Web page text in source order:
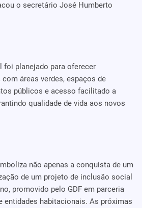
o secretário José Humberto
foi planejado para oferecer
áreas verdes, espaços de
públicos e acesso facilitado a
qualidade de vida aos novos
não apenas a conquista de um
de um projeto de inclusão social
promovido pelo GDF em parceria
entidades habitacionais. As próximas